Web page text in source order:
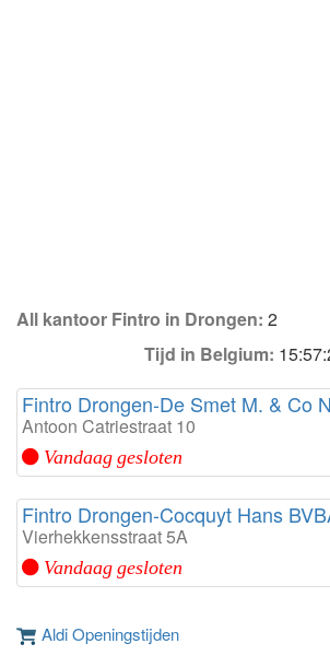
All kantoor Fintro in Drongen: 2
Tijd in Belgium:
Fintro Drongen-De Smet M. & Co
Antoon Catriestraat 10
Vandaag gesloten
Fintro Drongen-Cocquyt Hans
Vierhekkensstraat 5A
Vandaag gesloten
Aldi Openingstijden